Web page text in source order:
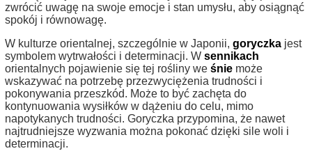
zwrócić uwagę na swoje emocje i stan umysłu, aby osiągnąć
spokój i równowagę.
W kulturze orientalnej, szczególnie w Japonii, goryczka jest
symbolem wytrwałości i determinacji. W sennikach
orientalnych pojawienie się tej rośliny we śnie może
wskazywać na potrzebę przezwyciężenia trudności i
pokonywania przeszkód. Może to być zachęta do
kontynuowania wysiłków w dążeniu do celu, mimo
napotykanych trudności. Goryczka przypomina, że nawet
najtrudniejsze wyzwania można pokonać dzięki sile woli i
determinacji.